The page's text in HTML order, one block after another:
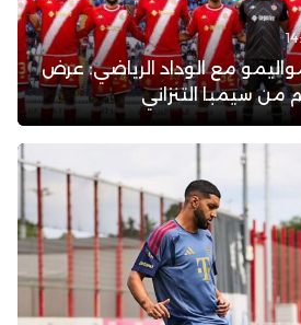
مع الوداد الرياضي: عرض